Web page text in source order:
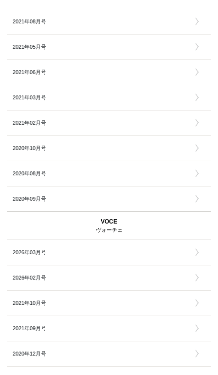
2021年08月号
2021年05月号
2021年06月号
2021年03月号
2021年02月号
2020年10月号
2020年08月号
2020年09月号
VOCE
ヴォーチェ
2026年03月号
2026年02月号
2021年10月号
2021年09月号
2020年12月号